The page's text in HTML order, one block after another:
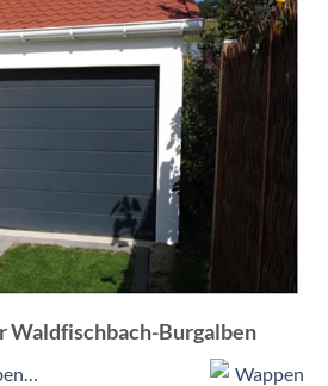
Waldfischbach-Burgalben